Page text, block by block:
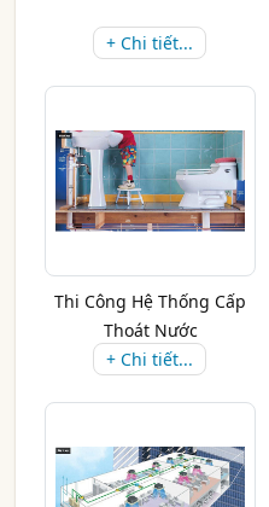
+ Chi tiết...
Thi Công Hệ Thống Cấp
Thoát Nước
+ Chi tiết...